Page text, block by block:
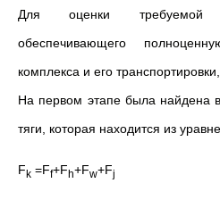
Для оценки требуемой
обеспечивающего
комплекса и его
На первом этапе была найдена
тяги, которая находится из
Fk =Ff+Fh+Fw+Fj